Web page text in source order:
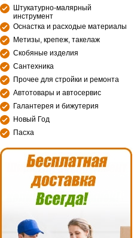
Штукатурно-малярный
инструмент
Оснастка и расходые материалы
Метизы, крепеж, такелаж
Скобяные изделия
Сантехника
Прочее для стройки и ремонта
Автотовары и автосервис
Галантерея и бижутерия
Новый Год
Пасха